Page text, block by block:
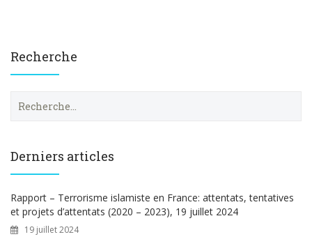
Recherche
e
h
e
r
Derniers articles
Rapport – Terrorisme islamiste en France: attentats, tentatives
et projets d’attentats (2020 – 2023), 19 juillet 2024
19 juillet 2024